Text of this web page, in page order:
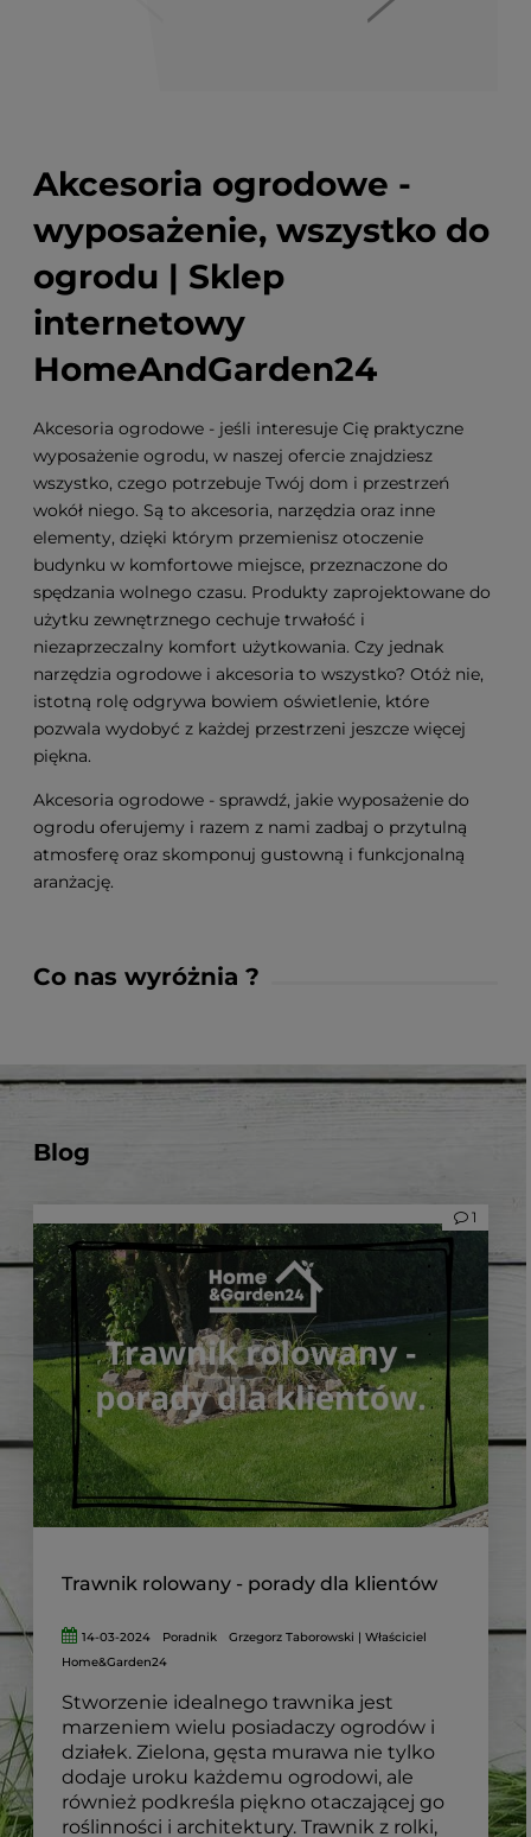
Akcesoria ogrodowe -
wyposażenie, wszystko do
ogrodu | Sklep
internetowy
HomeAndGarden24
Akcesoria ogrodowe - jeśli interesuje Cię praktyczne
wyposażenie ogrodu, w naszej ofercie znajdziesz
wszystko, czego potrzebuje Twój dom i przestrzeń
wokół niego. Są to akcesoria, narzędzia oraz inne
elementy, dzięki którym przemienisz otoczenie
budynku w komfortowe miejsce, przeznaczone do
spędzania wolnego czasu. Produkty zaprojektowane do
użytku zewnętrznego cechuje trwałość i
niezaprzeczalny komfort użytkowania. Czy jednak
narzędzia ogrodowe i akcesoria to wszystko? Otóż nie,
istotną rolę odgrywa bowiem oświetlenie, które
pozwala wydobyć z każdej przestrzeni jeszcze więcej
piękna.
Akcesoria ogrodowe - sprawdź, jakie wyposażenie do
ogrodu oferujemy i razem z nami zadbaj o przytulną
atmosferę oraz skomponuj gustowną i funkcjonalną
aranżację.
Co nas wyróżnia ?
Trawnik rolowany - porady dla klientów
1
14-03-2024 Poradnik
Grzegorz Taborowski | Właściciel
Home&Garden24
Stworzenie idealnego trawnika jest
marzeniem wielu posiadaczy ogrodów i
działek. Zielona, gęsta murawa nie tylko
dodaje uroku każdemu ogrodowi, ale
również podkreśla piękno otaczającej go
roślinności i architektury. Trawnik z rolki,